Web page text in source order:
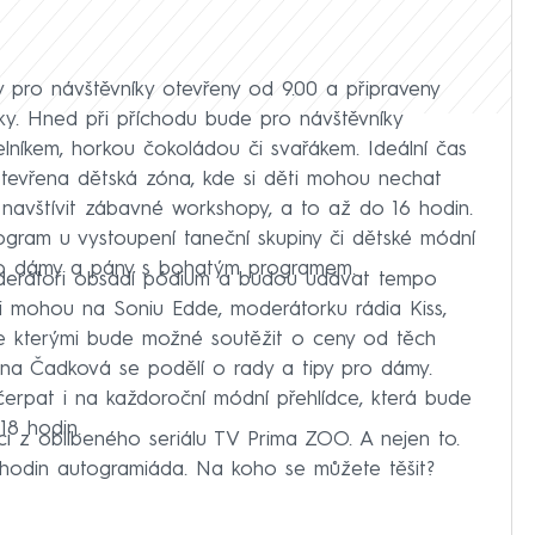
návštěvníky otevřeny od 9.00 a připraveny
Hned při příchodu bude pro návštěvníky
horkou čokoládou či svařákem. Ideální čas
dětská zóna, kde si děti mohou nechat
zábavné workshopy, a to až do 16 hodin.
u vystoupení taneční skupiny či dětské módní
dámy a pány s bohatým programem.
obsadí pódium a budou udávat tempo
na Soniu Edde, moderátorku rádia Kiss,
kterými bude možné soutěžit o ceny od těch
Čadková se podělí o rady a tipy pro dámy.
i na každoroční módní přehlídce, která bude
hodin.
z oblíbeného seriálu TV Prima ZOO. A nejen to.
autogramiáda. Na koho se můžete těšit?